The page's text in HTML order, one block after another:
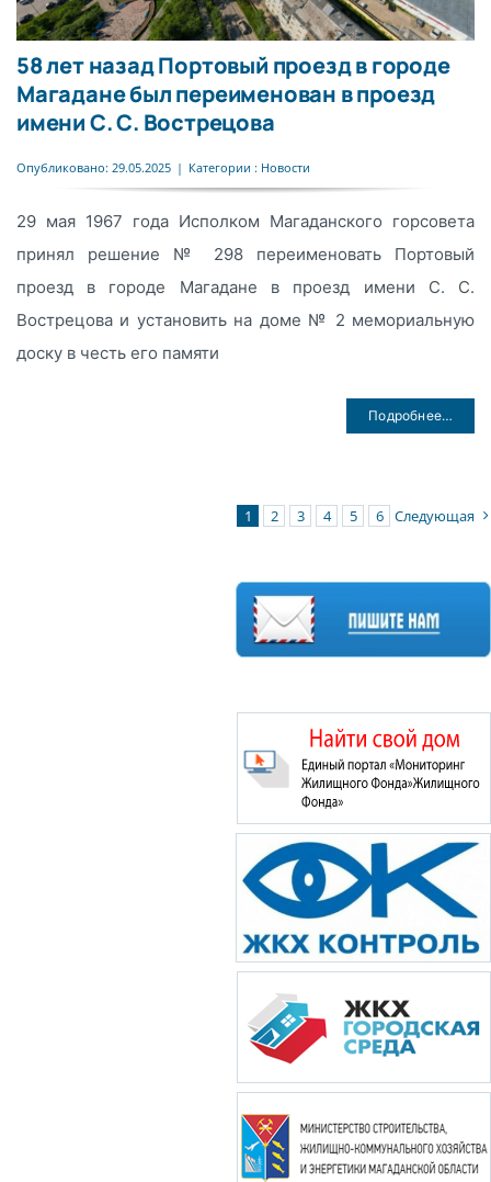
58 лет назад Портовый проезд в городе
Магадане был переименован в проезд
имени С. С. Вострецова
Опубликовано: 29.05.2025 | Категории : Новости
29 мая 1967 года Исполком Магаданского горсовета
принял решение № 298 переименовать Портовый
проезд в городе Магадане в проезд имени С. С.
Вострецова и установить на доме № 2 мемориальную
доску в честь его памяти
Подробнее…
1 2 3 4 5 6 Следующая